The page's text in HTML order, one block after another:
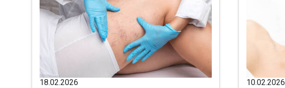
18.02.2026 10.02.2026